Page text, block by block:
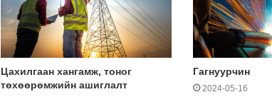
Цахилгаан хангамж, тоног
төхөөрөмжийн ашиглалт
Гагнуурчин
2024-05-16